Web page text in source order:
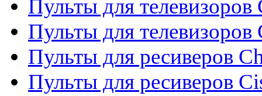
Пульты для телевизоров
Пульты для телевизоров
Пульты для ресиверов
Пульты для ресиверов